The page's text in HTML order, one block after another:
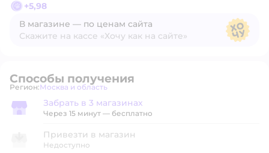
+5,98
В магазине — по ценам сайта
Скажите на кассе «Хочу как на сайте»
Способы получения
Регион: Выбор адреса доставки.
Москва и область
Забрать в магазине
Забрать в 3 магазинах
Через 15 минут — бесплатно
Привезти в магазин
Недоступно